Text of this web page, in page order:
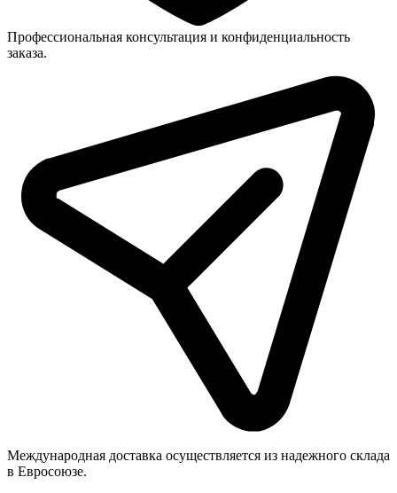
Профессиональная консультация и конфиденциальность
заказа.
Международная доставка осуществляется из надежного склада
в Евросоюзе.